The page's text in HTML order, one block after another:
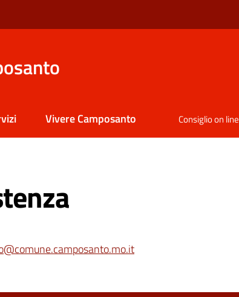
Vivere Camposanto Consiglio on line